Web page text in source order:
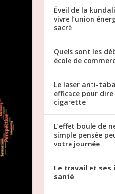
Éveil de la
vivre l’union
sacré
Quels sont les
école de
Le laser anti-
efficace pour
cigarette
L’effet boule de
simple pensée
votre journée
Le travail et ses
santé